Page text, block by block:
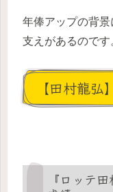
年俸アップの背
支えがあるのです
【田村龍
『ロッテ